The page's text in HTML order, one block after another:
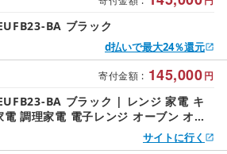
BA ブラック
d払いで最大24％還元
寄付金額 : 145,000円
BA ブラック | レンジ 家電 キ
調理家電 電子レンジ オーブン オー
サイトに行く